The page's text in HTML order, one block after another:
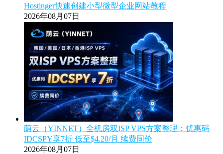
Hostinger快速创建小型微型企业网站教程
2026年08月07日
荫云（YINNET）全机房双ISP VPS方案整理：优惠码
IDCSPY享7折 低至$4.20/月 续费同价
2026年08月07日